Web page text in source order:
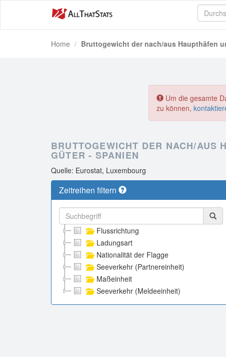
Home Bruttogewicht der nach/aus Haupthäfen
Um die gesamte
zu können,
BRUTTOGEWICHT DER NACH/AUS
GÜTER - SPANIEN
Quelle: Eurostat, Luxembourg
Zeitreihen filtern
Flussrichtung
Ladungsart
Nationalität der Flagge
Seeverkehr (Partnereinheit)
Maßeinheit
Seeverkehr (Meldeeinheit)